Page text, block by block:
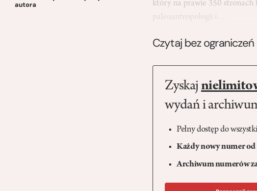
autora
który na prawie 350 stronach
paleoantropologii i…
Czytaj bez ograniczeń
Zyskaj
wydań i
Pełny dostęp do
Każdy nowy numer
Archiwum numerów